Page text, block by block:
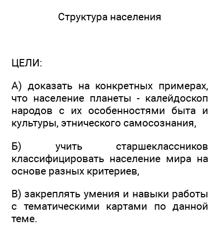
Структура населения
ЦЕЛИ:
А) доказать на конкретных примерах,
что население планеты - калейдоскоп
народов с их особенностями быта и
культуры, этнического самосознания,
Б) учить старшеклассников
классифицировать население мира на
основе разных критериев,
В) закреплять умения и навыки работы
с тематическими картами по данной
теме.